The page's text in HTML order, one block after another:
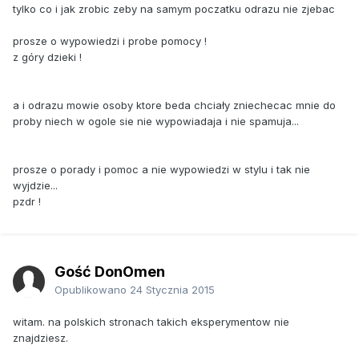
tylko co i jak zrobic zeby na samym poczatku odrazu nie zjebac
prosze o wypowiedzi i probe pomocy !
z góry dzieki !
a i odrazu mowie osoby ktore beda chciały zniechecac mnie do
proby niech w ogole sie nie wypowiadaja i nie spamuja...
prosze o porady i pomoc a nie wypowiedzi w stylu i tak nie
wyjdzie...
pzdr !
Gość DonOmen
Opublikowano 24 Stycznia 2015
witam. na polskich stronach takich eksperymentow nie
znajdziesz.